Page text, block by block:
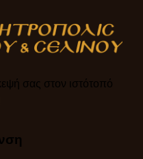
σας στον ιστότοπό